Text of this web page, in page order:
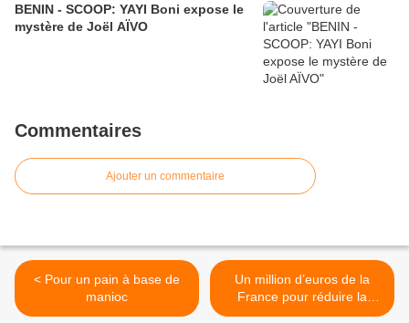
BENIN - SCOOP: YAYI Boni expose le
mystère de Joël AÏVO
Commentaires
Ajouter un commentaire
< Pour un pain à base de
manioc
Un million d’euros de la
France pour réduire la
pollution atmosphérique à